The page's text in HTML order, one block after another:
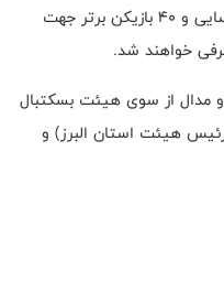
در این جشنواره استعدادهای برتر شناسایی و ۴۰ بازیکن برتر جهت
خواهند شد.
و مدال از سوی هیئت بسکتبال
هیئت استان البرز) و